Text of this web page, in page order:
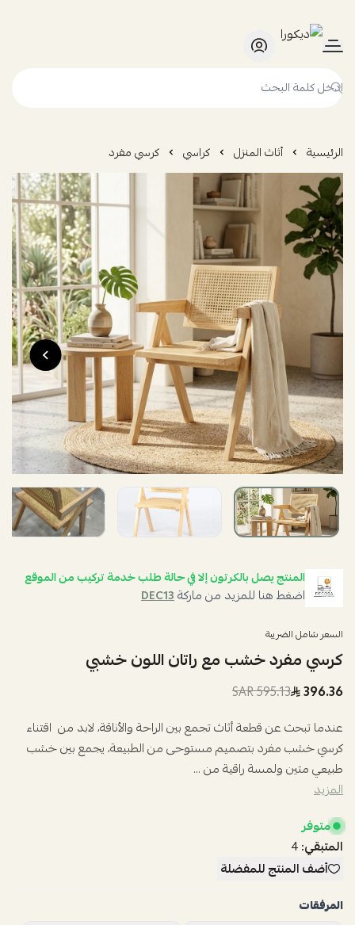
ديكورا
الرئيسية أثاث المنزل كراسي كرسي مفرد
المنتج يصل بالكرتون إلا في حالة طلب خدمة تركيب من الموقع
اضغط هنا للمزيد من ماركةDEC13
السعر شامل الضريبة
كرسي مفرد خشب مع راتان اللون خشبي
396.36
595.13 SAR
عندما تبحث عن قطعة أثاث تجمع بين الراحة والأناقة، لابد من اقتناء
كرسي خشب مفرد بتصميم مستوحى من الطبيعة، يجمع بين خشب
طبيعي متين ولمسة راقية من ...
المزيد
متوفر
المتبقي:4
أضف المنتج للمفضلة
المرفقات